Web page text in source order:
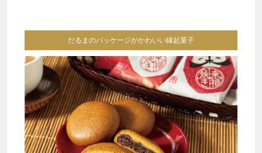
だるまのパッケージがかわいい縁起菓子